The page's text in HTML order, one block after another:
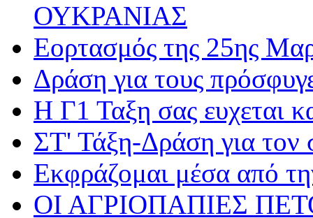
ΟΥΚΡΑΝΙΑΣ
Εορτασμός της 25ης
Δράση για τους
Η Γ1 Ταξη σας ευχεται
ΣΤ' Τάξη-Δράση για τον
Εκφράζομαι μέσα από
ΟΙ ΑΓΡΙΟΠΑΠΙΕΣ